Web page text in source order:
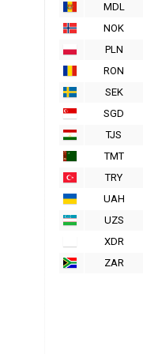
MDL
NOK
PLN
RON
SEK
SGD
TJS
TMT
TRY
UAH
UZS
XDR
ZAR